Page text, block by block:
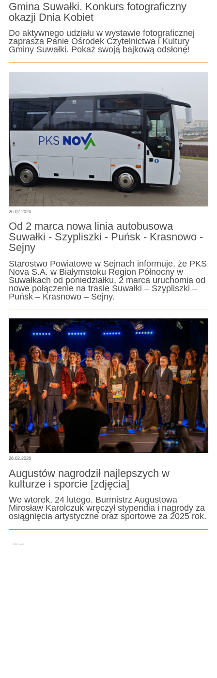
Gmina Suwałki. Konkurs fotograficzny
okazji Dnia Kobiet
Do aktywnego udziału w wystawie fotograficznej
zaprasza Panie Ośrodek Czytelnictwa i Kultury
Gminy Suwałki. Pokaż swoją bajkową odsłonę!
26.02.2026
Od 2 marca nowa linia autobusowa
Suwałki - Szypliszki - Puńsk - Krasnowo -
Sejny
Starostwo Powiatowe w Sejnach informuje, że PKS
Nova S.A. w Białymstoku Region Północny w
Suwałkach od poniedziałku, 2 marca uruchomia od
nowe połączenie na trasie Suwałki – Szypliszki –
Puńsk – Krasnowo – Sejny.
26.02.2026
Augustów nagrodził najlepszych w
kulturze i sporcie [zdjęcia]
We wtorek, 24 lutego. Burmistrz Augustowa
Mirosław Karolczuk wręczył stypendia i nagrody za
osiągnięcia artystyczne oraz sportowe za 2025 rok.